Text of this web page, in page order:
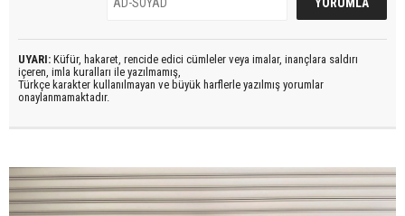
UYARI: Küfür, hakaret, rencide edici cümleler veya imalar, inançlara saldırı
içeren, imla kuralları ile yazılmamış,
Türkçe karakter kullanılmayan ve büyük harflerle yazılmış yorumlar
onaylanmamaktadır.